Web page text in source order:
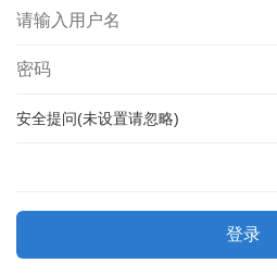
安全提问(未设置请忽略)
登录